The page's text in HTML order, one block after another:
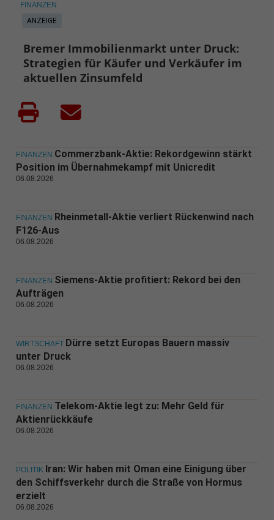
ANZEIGE
FINANZEN
Bremer Immobilienmarkt unter Druck:
Strategien für Käufer und Verkäufer im
aktuellen Zinsumfeld
FINANZEN Commerzbank-Aktie: Rekordgewinn stärkt
Position im Übernahmekampf mit Unicredit
06.08.2026
FINANZEN Rheinmetall-Aktie verliert Rückenwind nach
F126-Aus
06.08.2026
FINANZEN Siemens-Aktie profitiert: Rekord bei den
Aufträgen
06.08.2026
WIRTSCHAFT Dürre setzt Europas Bauern massiv
unter Druck
06.08.2026
FINANZEN Telekom-Aktie legt zu: Mehr Geld für
Aktienrückkäufe
06.08.2026
POLITIK Iran: Wir haben mit Oman eine Einigung über
den Schiffsverkehr durch die Straße von Hormus
erzielt
06.08.2026